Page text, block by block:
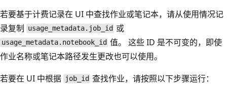
若要基于计费记录在 UI 中查找作业或笔记本，请从使用情况记
录复制 usage_metadata.job_id 或
usage_metadata.notebook_id 值。 这些 ID 是不可变的，即使
作业名称或笔记本路径发生更改也可以使用。
若要在 UI 中根据 job_id 查找作业，请按照以下步骤运行：